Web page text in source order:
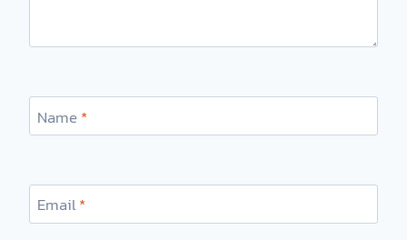
Name*
Email*